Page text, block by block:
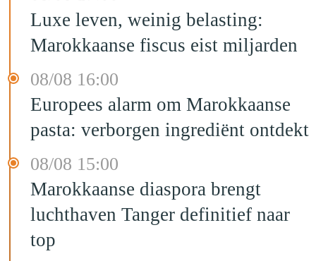
Luxe leven, weinig belasting:
Marokkaanse fiscus eist miljarden
08/08 16:00
Europees alarm om Marokkaanse
pasta: verborgen ingrediënt ontdekt
08/08 15:00
Marokkaanse diaspora brengt
luchthaven Tanger definitief naar
top